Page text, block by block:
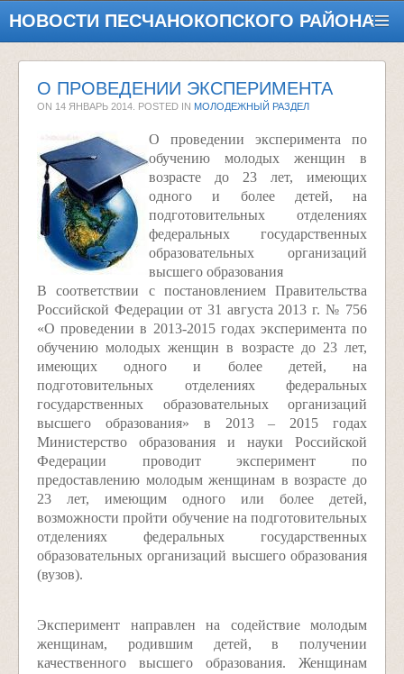
НОВОСТИ ПЕСЧАНОКОПСКОГО РАЙОНА
О ПРОВЕДЕНИИ ЭКСПЕРИМЕНТА
ON 14 ЯНВАРЬ 2014 . POSTED IN МОЛОДЕЖНЫЙ РАЗДЕЛ
О проведении эксперимента по
обучению молодых женщин в
возрасте до 23 лет, имеющих
одного и более детей, на
подготовительных отделениях
федеральных государственных
образовательных организаций
высшего образования
В соответствии с постановлением Правительства
Российской Федерации от 31 августа 2013 г. № 756
«О проведении в 2013-2015 годах эксперимента по
обучению молодых женщин в возрасте до 23 лет,
имеющих одного и более детей, на
подготовительных отделениях федеральных
государственных образовательных организаций
высшего образования» в 2013 – 2015 годах
Министерство образования и науки Российской
Федерации проводит эксперимент по
предоставлению молодым женщинам в возрасте до
23 лет, имеющим одного или более детей,
возможности пройти обучение на подготовительных
отделениях федеральных государственных
образовательных организаций высшего образования
(вузов).
Эксперимент направлен на содействие молодым
женщинам, родившим детей, в получении
качественного высшего образования. Женщинам